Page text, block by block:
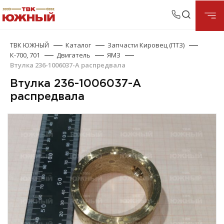
ТВК ЮЖНЫЙ Каталог
Запчасти Кировец (ПТЗ)
К-700, 701
Двигатель
ЯМЗ
Втулка 236-1006037-А распредвала
Втулка 236-1006037-А
распредвала